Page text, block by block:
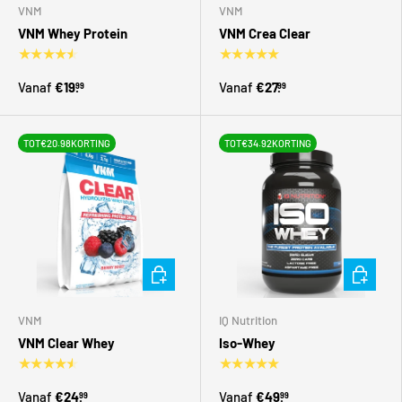
VNM
VNM Whey Protein
★★★★★
Vanaf €19.99
VNM
VNM Crea Clear
★★★★★
Vanaf €27.99
TOT€20.98KORTING
VNM
VNM Clear Whey
★★★★★
Vanaf €24.99
Kies mogelijkheden
TOT€34.92KORTING
IQ Nutrition
Iso-Whey
★★★★★
Vanaf €49.99
Kies